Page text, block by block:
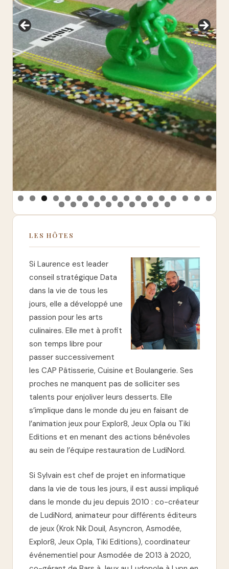
LES HÔTES
Si Laurence est leader
conseil stratégique Data
dans la vie de tous les
jours, elle a développé une
passion pour les arts
culinaires. Elle met à profit
son temps libre pour
passer successivement
les CAP Pâtisserie, Cuisine et Boulangerie. Ses
proches ne manquent pas de solliciter ses
talents pour enjoliver leurs desserts. Elle
s’implique dans le monde du jeu en faisant de
l’animation jeux pour Explor8, Jeux Opla ou Tiki
Editions et en menant des actions bénévoles
au sein de l’équipe restauration de LudiNord.
Si Sylvain est chef de projet en informatique
dans la vie de tous les jours, il est aussi impliqué
dans le monde du jeu depuis 2010 : co-créateur
de LudiNord, animateur pour différents éditeurs
de jeux (Krok Nik Douil, Asyncron, Asmodée,
Explor8, Jeux Opla, Tiki Editions), coordinateur
événementiel pour Asmodée de 2013 à 2020,